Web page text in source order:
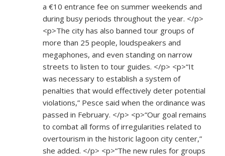
a €10 entrance fee on summer weekends and
during busy periods throughout the year. </p>
<p>The city has also banned tour groups of
more than 25 people, loudspeakers and
megaphones, and even standing on narrow
streets to listen to tour guides. </p> <p>“It
was necessary to establish a system of
penalties that would effectively deter potential
violations,” Pesce said when the ordinance was
passed in February. </p> <p>“Our goal remains
to combat all forms of irregularities related to
overtourism in the historic lagoon city center,”
she added. </p> <p>“The new rules for groups